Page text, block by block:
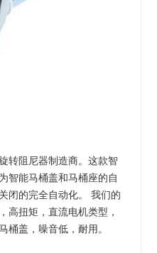
转阻尼器制造商。这款智
智能马桶盖和马桶座的自
闭的完全自动化。 我们的
高扭矩，直流电机类型，
桶盖，噪音低，耐用。